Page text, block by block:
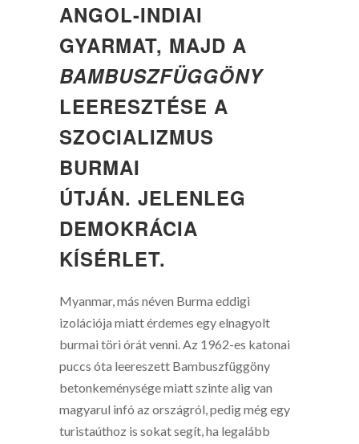
ANGOL-INDIAI
GYARMAT, MAJD A
BAMBUSZFÜGGÖNY
LEERESZTÉSE A
SZOCIALIZMUS
BURMAI
ÚTJÁN. JELENLEG
DEMOKRÁCIA
KÍSÉRLET.
Myanmar, más néven Burma eddigi
izolációja miatt érdemes egy elnagyolt
burmai töri órát venni. Az 1962-es katonai
puccs óta leereszett Bambuszfüggöny
betonkeménysége miatt szinte alig van
magyarul infó az országról, pedig még egy
turistaúthoz is sokat segít, ha legalább